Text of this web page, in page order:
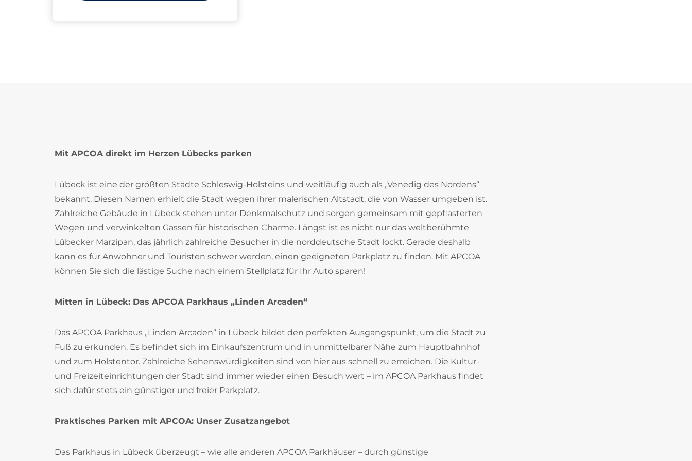
Mit APCOA direkt im Herzen Lübecks parken
Lübeck ist eine der größten Städte Schleswig-Holsteins und weitläufig auch als „Venedig des Nordens“
bekannt. Diesen Namen erhielt die Stadt wegen ihrer malerischen Altstadt, die von Wasser umgeben ist.
Zahlreiche Gebäude in Lübeck stehen unter Denkmalschutz und sorgen gemeinsam mit gepflasterten
Wegen und verwinkelten Gassen für historischen Charme. Längst ist es nicht nur das weltberühmte
Lübecker Marzipan, das jährlich zahlreiche Besucher in die norddeutsche Stadt lockt. Gerade deshalb
kann es für Anwohner und Touristen schwer werden, einen geeigneten Parkplatz zu finden. Mit APCOA
können Sie sich die lästige Suche nach einem Stellplatz für Ihr Auto sparen!
Mitten in Lübeck: Das APCOA Parkhaus „Linden Arcaden“
Das APCOA Parkhaus „Linden Arcaden“ in Lübeck bildet den perfekten Ausgangspunkt, um die Stadt zu
Fuß zu erkunden. Es befindet sich im Einkaufszentrum und in unmittelbarer Nähe zum Hauptbahnhof
und zum Holstentor. Zahlreiche Sehenswürdigkeiten sind von hier aus schnell zu erreichen. Die Kultur-
und Freizeiteinrichtungen der Stadt sind immer wieder einen Besuch wert – im APCOA Parkhaus findet
sich dafür stets ein günstiger und freier Parkplatz.
Praktisches Parken mit APCOA: Unser Zusatzangebot
Das Parkhaus in Lübeck überzeugt – wie alle anderen APCOA Parkhäuser – durch günstige